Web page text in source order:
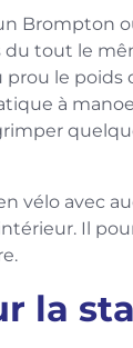
Brompton
du tout le
le poids
à
vélo avec
Il
la